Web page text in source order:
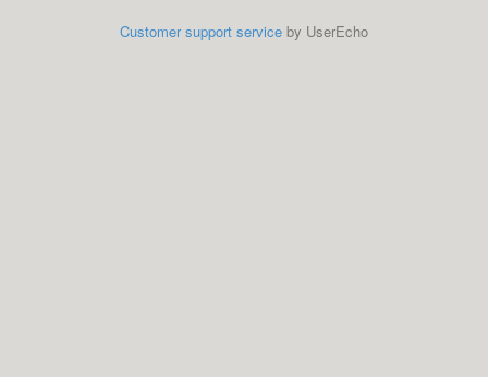
Customer support service by UserEcho